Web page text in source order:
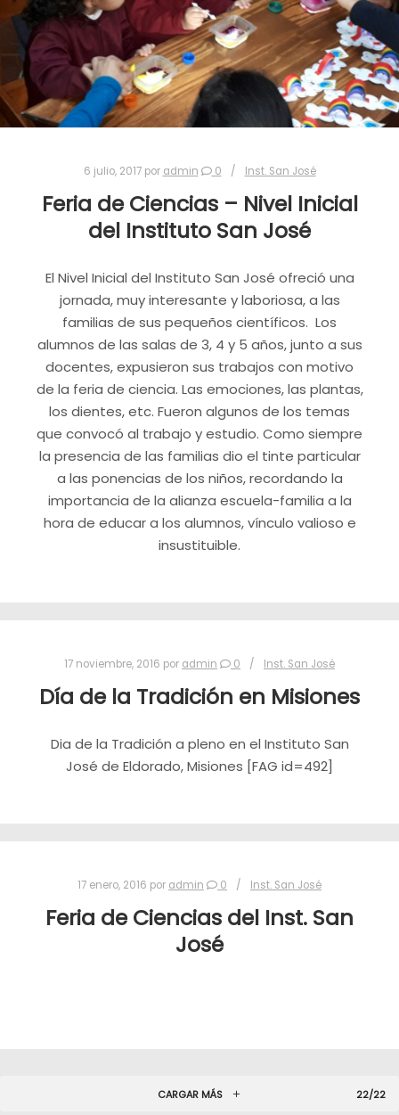
6 julio, 2017por admin 0 Inst. San José
Feria de Ciencias – Nivel Inicial
del Instituto San José
El Nivel Inicial del Instituto San José ofreció una
jornada, muy interesante y laboriosa, a las
familias de sus pequeños científicos. Los
alumnos de las salas de 3, 4 y 5 años, junto a sus
docentes, expusieron sus trabajos con motivo
de la feria de ciencia. Las emociones, las plantas,
los dientes, etc. Fueron algunos de los temas
que convocó al trabajo y estudio. Como siempre
la presencia de las familias dio el tinte particular
a las ponencias de los niños, recordando la
importancia de la alianza escuela-familia a la
hora de educar a los alumnos, vínculo valioso e
insustituible.
17 noviembre, 2016 por admin 0 Inst. San José
Día de la Tradición en Misiones
Dia de la Tradición a pleno en el Instituto San
José de Eldorado, Misiones [FAG id=492]
17 enero, 2016 por admin 0 Inst. San José
Feria de Ciencias del Inst. San
José
CARGAR MÁS 22/22